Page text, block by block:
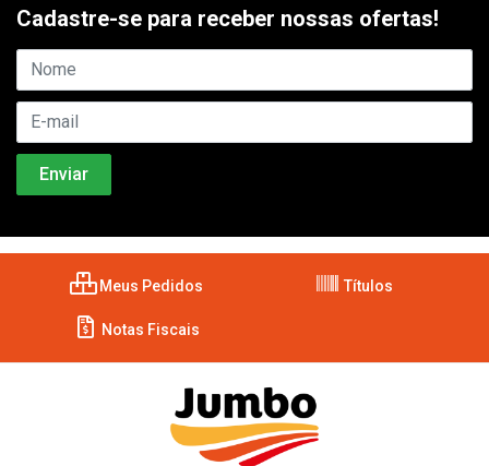
Cadastre-se para receber nossas ofertas!
Meus Pedidos Títulos
Notas Fiscais